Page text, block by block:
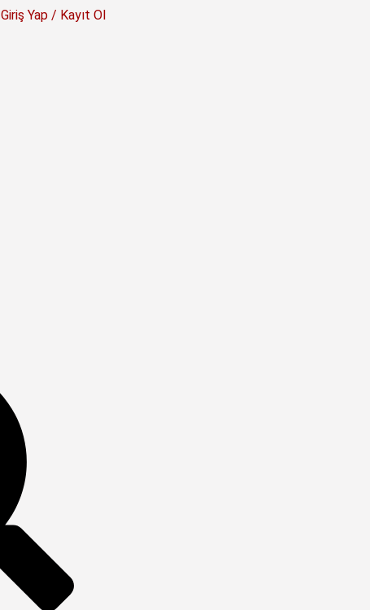
Giriş Yap / Kayıt Ol